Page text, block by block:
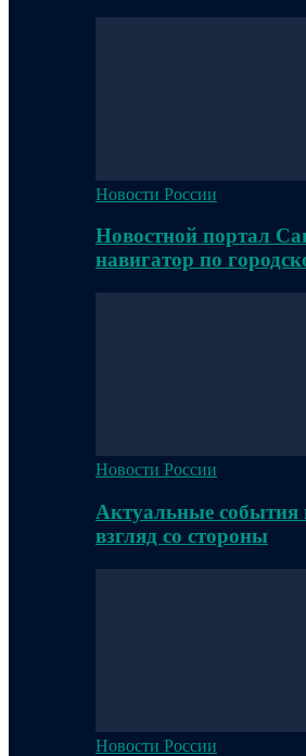
Новости России
Новостной портал
навигатор по
Новости России
Актуальные события
взгляд со стороны
Новости России